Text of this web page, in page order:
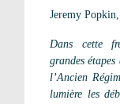
Jeremy
Dans cette
grandes
l’Ancien
lumière les